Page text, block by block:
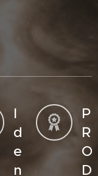
I
d
e
n
P
R
O
D